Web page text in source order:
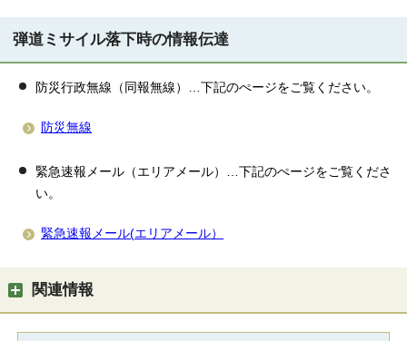
弾道ミサイル落下時の情報伝達
防災行政無線（同報無線）…下記のぺージをご覧ください。
防災無線
緊急速報メール（エリアメール）…下記のぺージをご覧くださ
い。
緊急速報メール(エリアメール）
関連情報